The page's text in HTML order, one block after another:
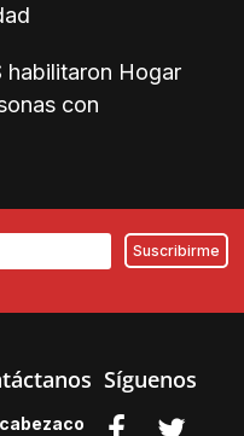
habilitaron Hogar
con
Síguenos